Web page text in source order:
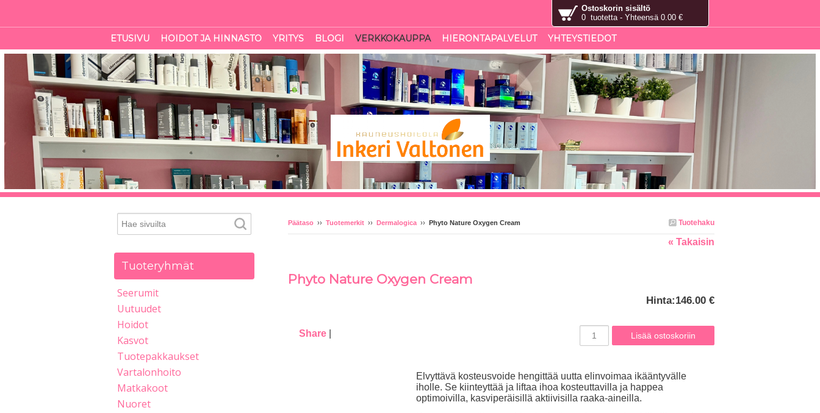
Ostoskorin sisältö
0 tuotetta - Yhteensä 0.00 €
ETUSIVU HOIDOT JA HINNASTO YRITYS BLOGI VERKKOKAUPPA HIERONTAPALVELUT YHTEYSTIEDOT
Tuotehaku
Päätaso ›› Tuotemerkit ›› Dermalogica ›› Phyto Nature Oxygen Cream
« Takaisin
Phyto Nature Oxygen Cream
Share
Hinta:146.00 €
Elvyttävä kosteusvoide hengittää uutta elinvoimaa ikääntyvälle
iholle. Se kiinteyttää ja liftaa ihoa kosteuttavilla ja happea
optimoivilla, kasviperäisillä aktiivisilla raaka-aineilla.
Tuoteryhmät
Seerumit
Uutuudet
Hoidot
Kasvot
Tuotepakkaukset
Vartalonhoito
Matkakoot
Nuoret